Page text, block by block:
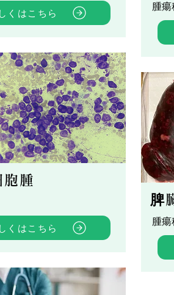
くはこちら
胞腫
くはこちら
腫瘍
脾
腫瘍